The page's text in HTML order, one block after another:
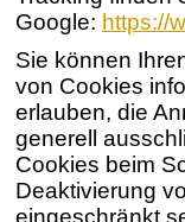
Google: https://
Sie können
von Cookies
erlauben, die
generell
Cookies beim
Deaktivierung
eingeschränkt